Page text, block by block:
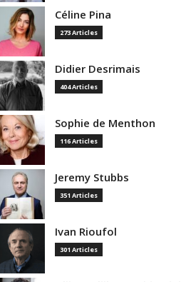
Céline Pina
273 Articles
Didier Desrimais
404 Articles
Sophie de Menthon
116 Articles
Jeremy Stubbs
351 Articles
Ivan Rioufol
301 Articles